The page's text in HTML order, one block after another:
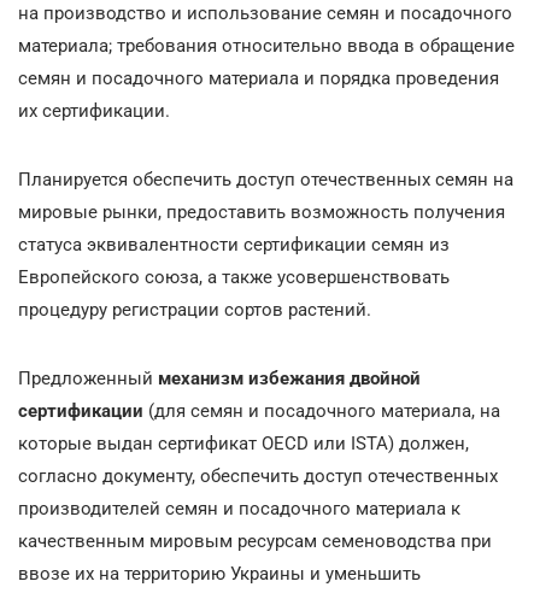
на производство и использование семян и посадочного
материала; требования относительно ввода в обращение
семян и посадочного материала и порядка проведения
их сертификации.
Планируется обеспечить доступ отечественных семян на
мировые рынки, предоставить возможность получения
статуса эквивалентности сертификации семян из
Европейского союза, а также усовершенствовать
процедуру регистрации сортов растений.
Предложенный механизм избежания двойной
сертификации (для семян и посадочного материала, на
которые выдан сертификат OECD или ISTA) должен,
согласно документу, обеспечить доступ отечественных
производителей семян и посадочного материала к
качественным мировым ресурсам семеноводства при
ввозе их на территорию Украины и уменьшить